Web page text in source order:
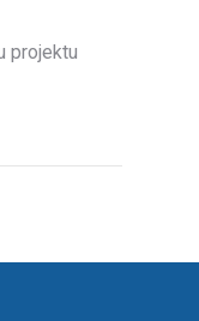
projektu